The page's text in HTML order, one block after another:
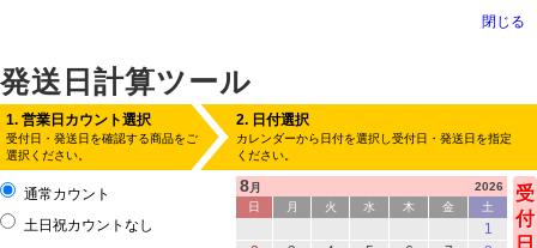
発送日計算ツール
閉じる
1. 営業日カウント選択
受付日・発送日を確認する商品をご
選択ください。
2. 日付選択
カレンダーから日付を選択し受付日・発送日を指定
ください。
通常カウント
土日祝カウントなし
8月
2026
日
月 火 水 木 金 土
1
受
付
日